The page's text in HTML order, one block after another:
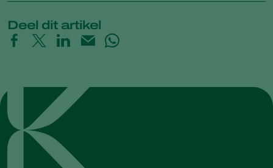
Deel dit artikel